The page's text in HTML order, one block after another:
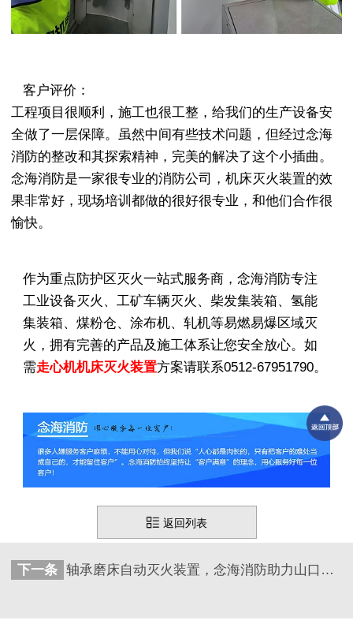
客户评价：
工程项目很顺利，施工也很工整，给我们的生产设备安
全做了一层保障。虽然中间有些技术问题，但经过念海
消防的整改和其探索精神，完美的解决了这个小插曲。
念海消防是一家很专业的消防公司，机床灭火装置的效
果非常好，现场培训都做的很好很专业，和他们合作很
愉快。
作为重点防护区灭火一站式服务商，念海消防专注
工业设备灭火、工矿车辆灭火、柴发集装箱、氢能
集装箱、煤粉仓、涂布机、轧机等易燃易爆区域灭
火，拥有完善的产品及施工体系让您安全放心。如
需走心机机床灭火装置方案请联系0512-67951790。
返回列表
下一条 轴承磨床自动灭火装置，念海消防助力山口精工轴承生产安全